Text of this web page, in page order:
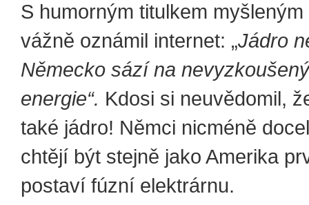
S humorným titulkem
vážně oznámil internet: „Jádro
Německo sází na
energie“. Kdosi si neuvědomil,
také jádro! Němci nicméně
chtějí být stejně jako Amerika
postaví fúzní elektrárnu.